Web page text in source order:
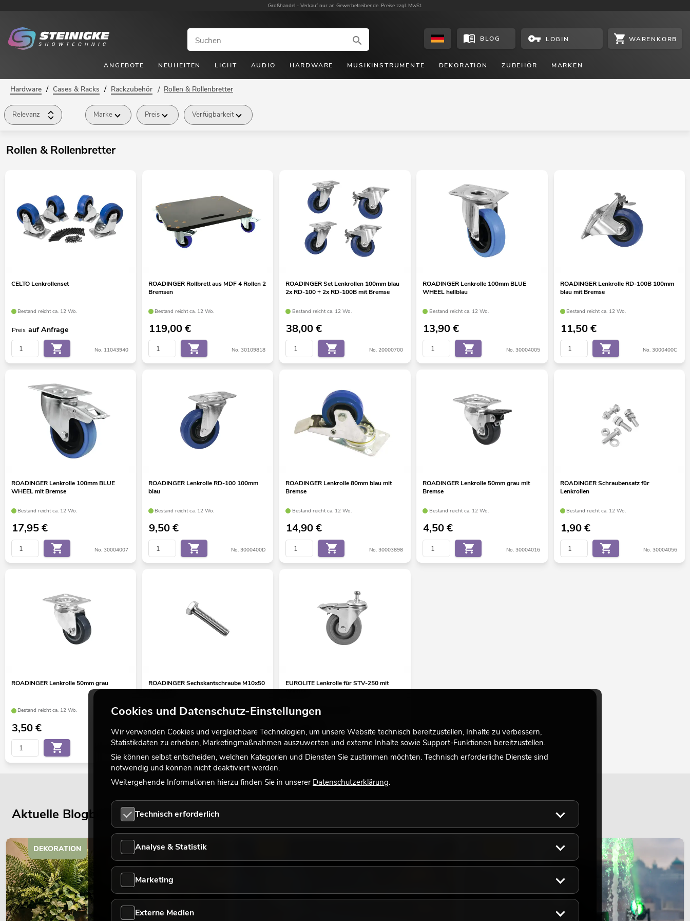
Großhandel - Verkauf nur an Gewerbetreibende. Preise zzgl. MwSt.
BLOG LOGIN WARENKORB
ANGEBOTE NEUHEITEN LICHT AUDIO HARDWARE MUSIKINSTRUMENTE DEKORATION ZUBEHÖR MARKEN
Hardware / Cases & Racks / Rackzubehör / Rollen & Rollenbretter
Relevanz Marke Preis Verfügbarkeit
Rollen & Rollenbretter
CELTO Lenkrollenset
Bestand reicht ca. 12 Wo.
Preis auf Anfrage
No. 11043940
ROADINGER Rollbrett aus MDF 4 Rollen 2
Bremsen
Bestand reicht ca. 12 Wo.
119,00€
No. 30109818
ROADINGER Set Lenkrollen 100mm blau
2x RD-100 + 2x RD-100B mit Bremse
Bestand reicht ca. 12 Wo.
38,00€
No. 20000700
ROADINGER Lenkrolle 100mm BLUE
WHEEL hellblau
Bestand reicht ca. 12 Wo.
13,90€
No. 30004005
ROADINGER Lenkrolle RD-100B 100mm
blau mit Bremse
Bestand reicht ca. 12 Wo.
11,50€
No. 3000400C
ROADINGER Lenkrolle 100mm BLUE
WHEEL mit Bremse
Bestand reicht ca. 12 Wo.
17,95€
No. 30004007
ROADINGER Lenkrolle RD-100 100mm
blau
Bestand reicht ca. 12 Wo.
9,50€
No. 3000400D
ROADINGER Lenkrolle 80mm blau mit
Bremse
Bestand reicht ca. 12 Wo.
14,90€
No. 30003898
ROADINGER Lenkrolle 50mm grau mit
Bremse
Bestand reicht ca. 12 Wo.
4,50€
No. 30004016
ROADINGER Schraubensatz für
Lenkrollen
Bestand reicht ca. 12 Wo.
1,90€
No. 30004056
ROADINGER Lenkrolle 50mm grau
Bestand reicht ca. 12 Wo.
3,50€
ROADINGER Sechskantschraube M10x50
FK8.8 vz
nur noch wenige verfügbar
1,50€
No. 30004058
EUROLITE Lenkrolle für STV-250 mit
Bremse
Bestand reicht ca. 12 Wo.
14,90€
Aktuelle Blogbeiträge
DEKORATION
Cookies und Datenschutz-Einstellungen
Wir verwenden Cookies und vergleichbare Technologien, um unsere Website technisch bereitzustellen, Inhalte zu verbessern,
Statistikdaten zu erheben, Marketingmaßnahmen auszuwerten und externe Inhalte sowie Support-Funktionen bereitzustellen.
Sie können selbst entscheiden, welchen Kategorien und Diensten Sie zustimmen möchten. Technisch erforderliche Dienste sind
notwendig und können nicht deaktiviert werden.
Weitergehende Informationen hierzu finden Sie in unserer Datenschutzerklärung.
Technisch erforderlich
Analyse & Statistik
Marketing
Externe Medien